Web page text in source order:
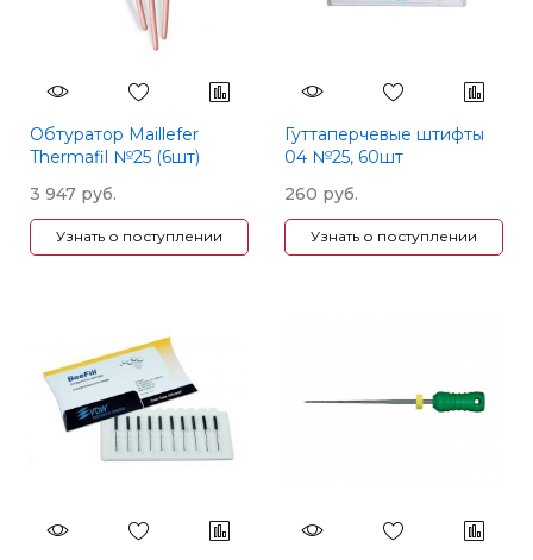
Обтуратор Maillefer
Thermafil №25 (6шт)
3 947 руб.
Узнать о поступлении
Гуттаперчевые штифты
04 №25, 60шт
260 руб.
Узнать о поступлении